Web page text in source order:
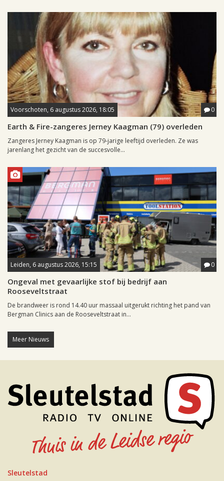
Voorschoten, 6 augustus 2026, 18:05 0
Earth & Fire-zangeres Jerney Kaagman (79) overleden
Zangeres Jerney Kaagman is op 79-jarige leeftijd overleden. Ze was
jarenlang het gezicht van de succesvolle...
Leiden, 6 augustus 2026, 15:15 0
Ongeval met gevaarlijke stof bij bedrijf aan
Rooseveltstraat
De brandweer is rond 14.40 uur massaal uitgerukt richting het pand van
Bergman Clinics aan de Rooseveltstraat in...
Meer Nieuws
Sleutelstad